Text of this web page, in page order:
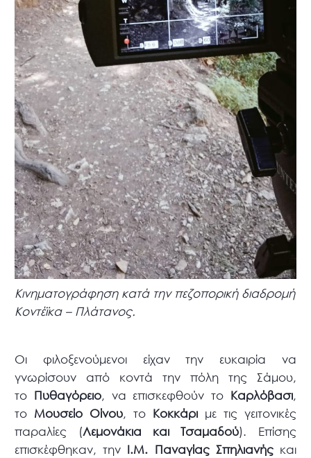
Κινηματογράφηση κατά την πεζοπορική διαδρομή
Κοντέϊκα – Πλάτανος.
Οι φιλοξενούμενοι είχαν την ευκαιρία να
γνωρίσουν από κοντά την πόλη της Σάμου,
το Πυθαγόρειο, να επισκεφθούν το Καρλόβασι,
το Μουσείο Οίνου, το Κοκκάρι με τις γειτονικές
παραλίες (Λεμονάκια και Τσαμαδού). Επίσης
επισκέφθηκαν, την Ι.Μ. Παναγίας Σπηλιανής και